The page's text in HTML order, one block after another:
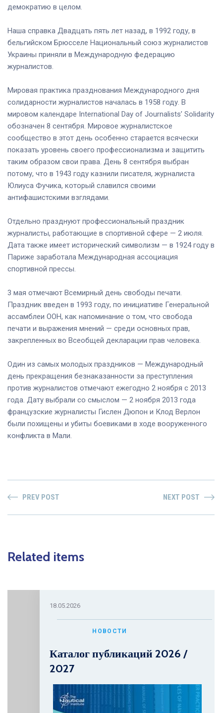
демократию в целом.
Наша справка Двадцать пять лет назад, в 1992 году, в
бельгийском Брюсселе Национальный союз журналистов
Украины приняли в Международную федерацию
журналистов.
Мировая практика празднования Международного дня
солидарности журналистов началась в 1958 году. В
мировом календаре International Day of Journalists’ Solidarity
обозначен 8 сентября. Мировое журналистское
сообщество в этот день особенно старается всячески
показать уровень своего профессионализма и защитить
таким образом свои права. День 8 сентября выбран
потому, что в 1943 году казнили писателя, журналиста
Юлиуса Фучика, который славился своими
антифашистскими взглядами.
Отдельно празднуют профессиональный праздник
журналисты, работающие в спортивной сфере — 2 июля.
Дата также имеет исторический символизм — в 1924 году в
Париже заработала Международная ассоциация
спортивной прессы.
3 мая отмечают Всемирный день свободы печати.
Праздник введен в 1993 году, по инициативе Генеральной
ассамблеи ООН, как напоминание о том, что свобода
печати и выражения мнений — среди основных прав,
закрепленных во Всеобщей декларации прав человека.
Один из самых молодых праздников — Международный
день прекращения безнаказанности за преступления
против журналистов отмечают ежегодно 2 ноября с 2013
года. Дату выбрали со смыслом — 2 ноября 2013 года
французские журналисты Гислен Дюпон и Клод Верлон
были похищены и убиты боевиками в ходе вооруженного
конфликта в Мали.
PREV POST NEXT POST
Related items
18.05.2026
НОВОСТИ
Каталог публикаций 2026 /
2027